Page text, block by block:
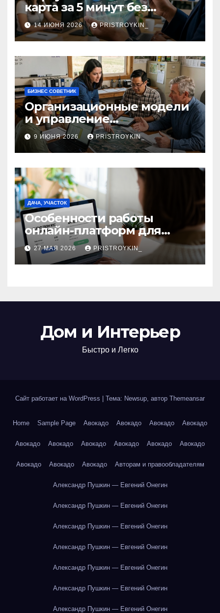
карта за 5 минут без
верификации и участия
банков с пополнением в
долларовом стейблкоине
14 ИЮНЯ 2026 PRISTROYKIN_
БИЗНЕС СОВЕТНИК
Организационные модели
и управление
сельскохозяйственными
компаниями и
предприятиями
9 ИЮНЯ 2026 PRISTROYKIN_
ДАЧА, УЧАСТОК
Особенности работы
онлайн-платформ для
поиска авиабилетов и
железнодорожных
билетов
27 МАЯ 2026 PRISTROYKIN_
Дом и Интерьер
Быстро и Легко
Сайт работает на WordPress Тема: Newsup, автор Themeansar
Home Sample Page Авокадо Авокадо Авокадо Авокадо
Авокадо Авокадо Авокадо Авокадо Авокадо Авокадо
Авокадо Авокадо Авокадо Авторам и правообладателям
Александр Пушкин — Евгений Онегин
Александр Пушкин — Евгений Онегин
Александр Пушкин — Евгений Онегин
Александр Пушкин — Евгений Онегин
Александр Пушкин — Евгений Онегин
Александр Пушкин — Евгений Онегин
Александр Пушкин — Евгений Онегин